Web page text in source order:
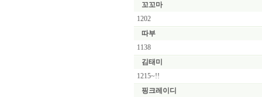
꼬꼬마
1202
따부
1138
김태미
1215~!!
핑크레이디